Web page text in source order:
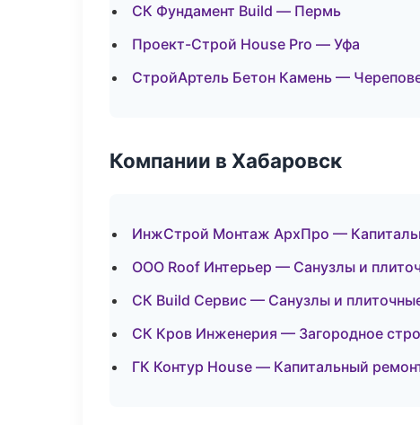
СК Фундамент Build — Пермь
Проект-Строй House Pro — Уфа
СтройАртель Бетон Камень —
Компании в Хабаровск
ИнжСтрой Монтаж АрхПро —
ООО Roof Интерьер — Санузлы и
СК Build Сервис — Санузлы и
СК Кров Инженерия — Загородное
ГК Контур House — Капитальный